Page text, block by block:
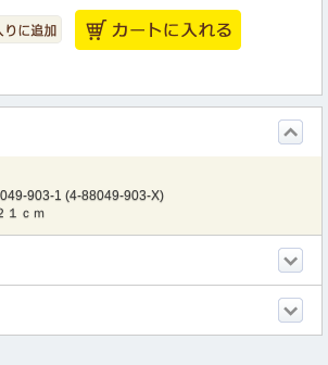
903-1 (4-88049-903-X)
１ｃｍ